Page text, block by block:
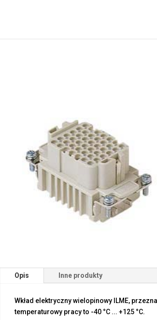
Opis Inne produkty
Wkład elektryczny wielopinowy ILME,
temperaturowy pracy to -40 °C ... +125 °C.